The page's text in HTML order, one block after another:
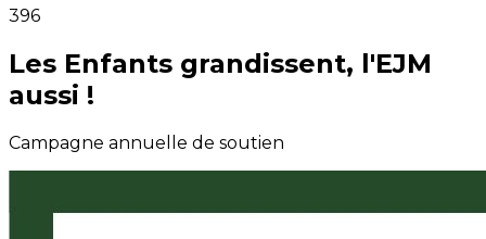
396
Les Enfants grandissent, l'EJM
aussi !
Campagne annuelle de soutien